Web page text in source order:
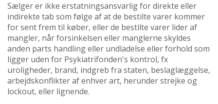
Sælger er ikke erstatningsansvarlig for direkte eller
indirekte tab som følge af at de bestilte varer kommer
for sent frem til køber, eller de bestilte varer lider af
mangler, når forsinkelsen eller manglerne skyldes
anden parts handling eller undladelse eller forhold som
ligger uden for Psykiatrifonden's kontrol, fx
uroligheder, brand, indgreb fra staten, beslaglæggelse,
arbejdskonflikter af enhver art, herunder strejke og
lockout, eller lignende.